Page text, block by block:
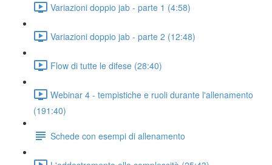
Variazioni doppio jab - parte 1 (4:58)
Variazioni doppio jab - parte 2 (12:48)
Flow di tutte le difese (28:40)
Webinar 4 - tempistiche e ruoli durante l'allenamento
(191:40)
Schede con esempi di allenamento